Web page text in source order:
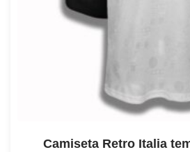
Camiseta Retro Italia